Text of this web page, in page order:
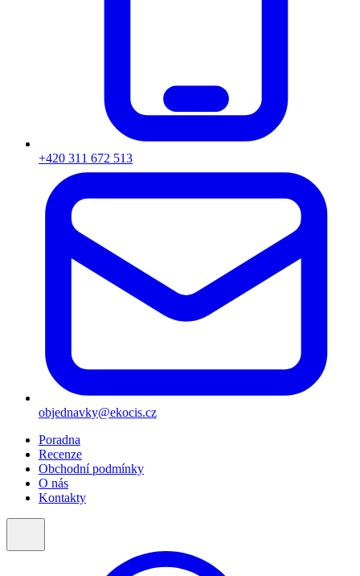
+420 311 672 513
objednavky@ekocis.cz
Poradna
Recenze
Obchodní podmínky
O nás
Kontakty